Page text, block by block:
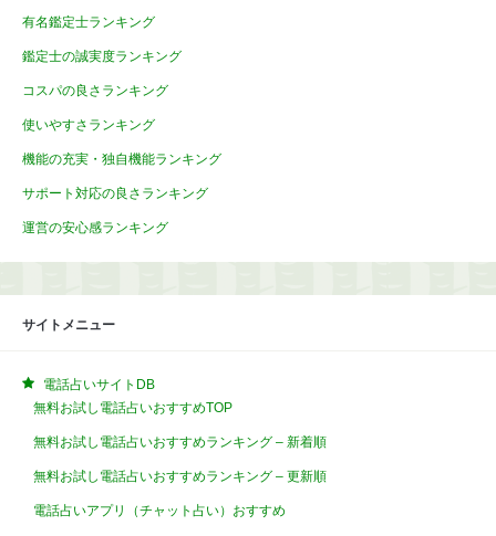
有名鑑定士ランキング
鑑定士の誠実度ランキング
コスパの良さランキング
使いやすさランキング
機能の充実・独自機能ランキング
サポート対応の良さランキング
運営の安心感ランキング
サイトメニュー
電話占いサイトDB
無料お試し電話占いおすすめTOP
無料お試し電話占いおすすめランキング – 新着順
無料お試し電話占いおすすめランキング – 更新順
電話占いアプリ（チャット占い）おすすめ